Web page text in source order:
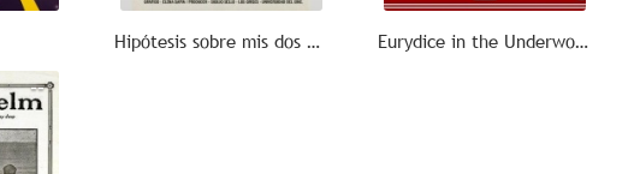
Hipótesis sobre mis dos huevos Eurydice in the Underworld
--